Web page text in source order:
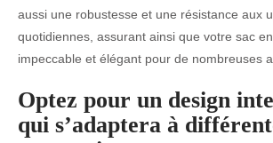
aussi une robustesse et une résistance aux
quotidiennes, assurant ainsi que votre sac
impeccable et élégant pour de nombreuses
Optez pour un design
qui s’adaptera à